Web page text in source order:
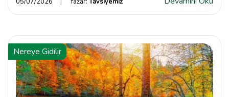
Nereye Gidilir